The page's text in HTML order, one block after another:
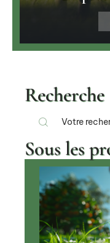
Recherche
Sous les